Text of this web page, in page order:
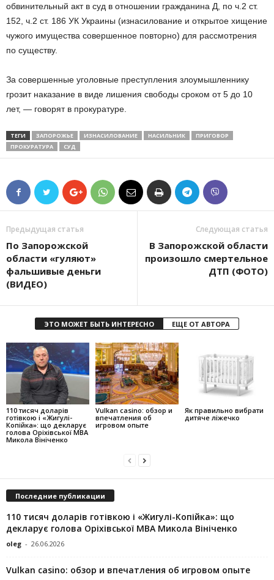
обвинительный акт в суд в отношении гражданина Д, по ч.2 ст.
152, ч.2 ст. 186 УК Украины (изнасилование и открытое хищение
чужого имущества совершенное повторно) для рассмотрения
по существу.
За совершенные уголовные преступления злоумышленнику
грозит наказание в виде лишения свободы сроком от 5 до 10
лет, — говорят в прокуратуре.
ТЕГИ ЗАПОРОЖЬЕ ИЗНАСИЛОВАНИЕ НАСИЛЬНИК
ПРИГОВОР
ПРОКУРАТУРА
СУД
Предыдущая статья
По Запорожской
области «гуляют»
фальшивые деньги
(ВИДЕО)
Следующая статья
В Запорожской области
произошло смертельное
ДТП (ФОТО)
ЭТО МОЖЕТ БЫТЬ ИНТЕРЕСНО ЕЩЕ ОТ АВТОРА
110 тисяч доларів
готівкою і «Жигулі-
Копійка»: що декларує
голова Оріхівської МВА
Микола Вініченко
Vulkan casino: обзор и
впечатления об
игровом опыте
Як правильно вибрати
дитяче ліжечко
Последние публикации
110 тисяч доларів готівкою і «Жигулі-Копійка»: що
декларує голова Оріхівської МВА Микола Вініченко
oleg - 26.06.2026
Vulkan casino: обзор и впечатления об игровом опыте